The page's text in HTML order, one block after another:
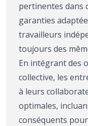
pertinentes dans
garanties
travailleurs
toujours des
En intégrant des
collective, les
à leurs
optimales,
conséquents